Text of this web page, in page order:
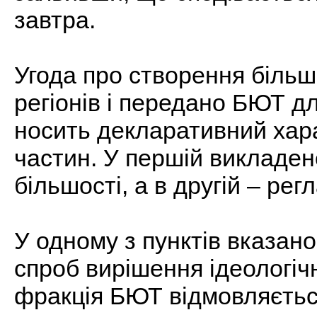
завтра.
Угода про створення
регіонів і передано БЮТ
носить декларативний
частин. У першій
більшості, а в другій –
У одному з пунктів
спроб вирішення
фракція БЮТ